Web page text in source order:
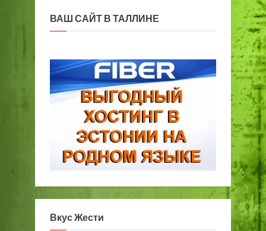
ВАШ САЙТ В ТАЛЛИНЕ
Вкус Жести